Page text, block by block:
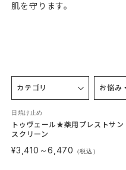
肌を守ります。
トゥヴェール★薬用プレストサン
スクリーン
日焼け止め
¥3,410～6,470 （税込）
カテゴリ お悩み